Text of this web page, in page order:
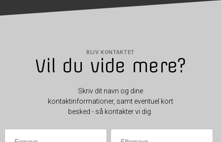
BLIV KONTAKTET
Vil du vide mere?
Skriv dit navn og dine
kontaktinformationer, samt eventuel kort
besked - så kontakter vi dig.